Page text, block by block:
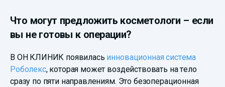
Что могут предложить косметологи – если
вы не готовы к операции?
В ОН КЛИНИК появилась инновационная система
Роболекс, которая может воздействовать на тело
сразу по пяти направлениям. Это безоперационная